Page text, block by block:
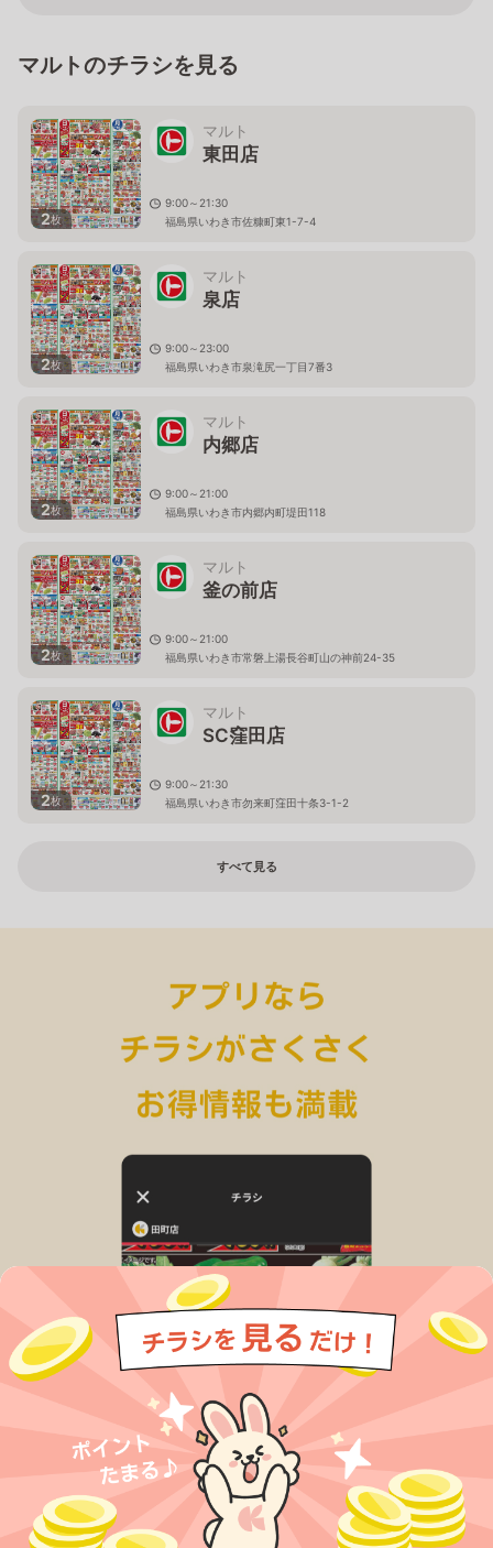
マルトのチラシを見る
2枚
マルト
東田店
9:00～21:30
福島県いわき市佐糠町東1-7-4
2枚
マルト
泉店
9:00～23:00
福島県いわき市泉滝尻一丁目7番3
2枚
マルト
内郷店
9:00～21:00
福島県いわき市内郷内町堤田118
2枚
マルト
釜の前店
9:00～21:00
福島県いわき市常磐上湯長谷町山の神前24-35
2枚
マルト
SC窪田店
9:00～21:30
福島県いわき市勿来町窪田十条3-1-2
すべて見る